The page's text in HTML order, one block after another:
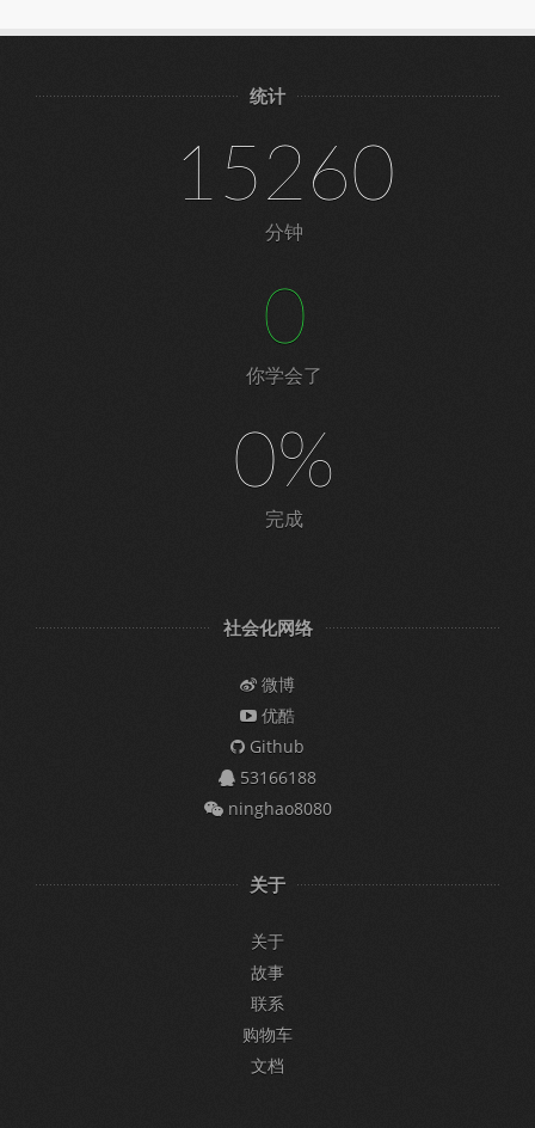
统计
15260
分钟
0
你学会了
0%
完成
社会化网络
微博
优酷
Github
53166188
ninghao8080
关于
关于
故事
联系
购物车
文档